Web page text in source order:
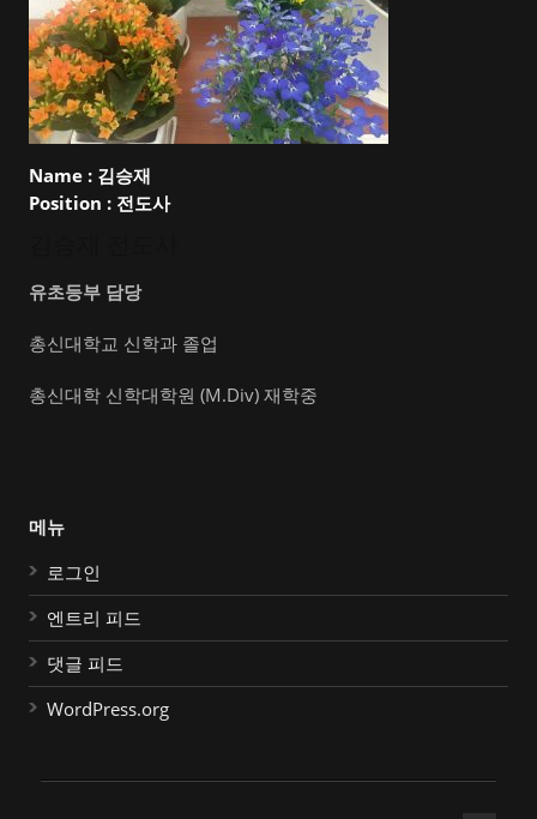
Name : 김승재
Position : 전도사
유초등부 담당
총신대학교 신학과 졸업
총신대학 신학대학원 (M.Div) 재학중
메뉴
로그인
엔트리 피드
댓글 피드
WordPress.org